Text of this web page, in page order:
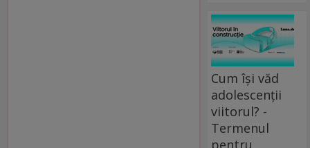
Cum își văd
adolescenții
viitorul? -
Termenul
pentru